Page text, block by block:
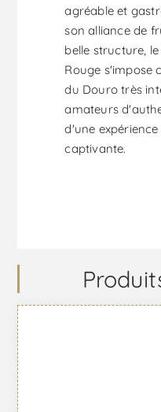
agréable et
son alliance de
belle structure,
Rouge s'impose
du Douro très
amateurs
d'une
captivante.